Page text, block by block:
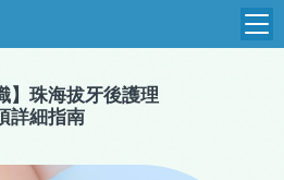
港首頁
】 珠海拔牙後護理
詳細指南